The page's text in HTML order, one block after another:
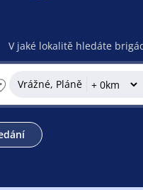
V jaké lokalitě hledáte
Vrážné, Pláně